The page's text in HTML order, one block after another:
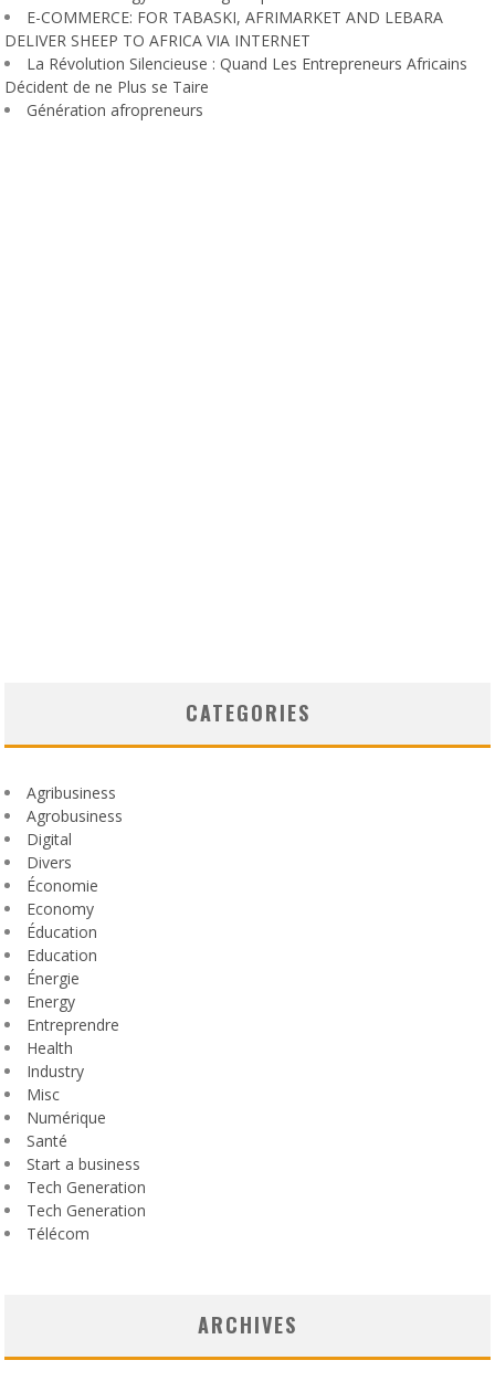
E-COMMERCE: FOR TABASKI, AFRIMARKET AND LEBARA
DELIVER SHEEP TO AFRICA VIA INTERNET
La Révolution Silencieuse : Quand Les Entrepreneurs Africains
Décident de ne Plus se Taire
Génération afropreneurs
CATEGORIES
Agribusiness
Agrobusiness
Digital
Divers
Économie
Economy
Éducation
Education
Énergie
Energy
Entreprendre
Health
Industry
Misc
Numérique
Santé
Start a business
Tech Generation
Tech Generation
Télécom
ARCHIVES